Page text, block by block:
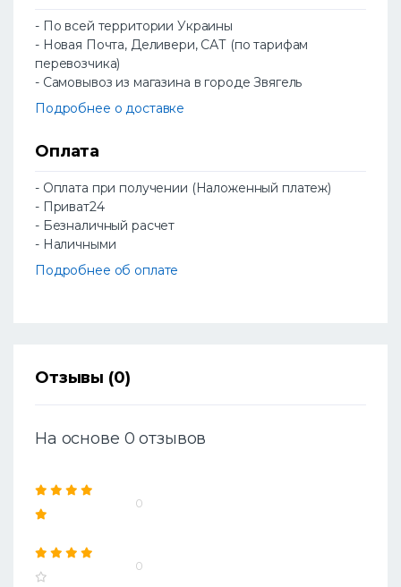
- По всей территории Украины
- Новая Почта, Деливери, САТ (по тарифам
перевозчика)
- Самовывоз из магазина в городе Звягель
Подробнее о доставке
Оплата
- Оплата при получении (Наложенный платеж)
- Приват24
- Безналичный расчет
- Наличными
Подробнее об оплате
Отзывы (0)
На основе 0 отзывов
0
0